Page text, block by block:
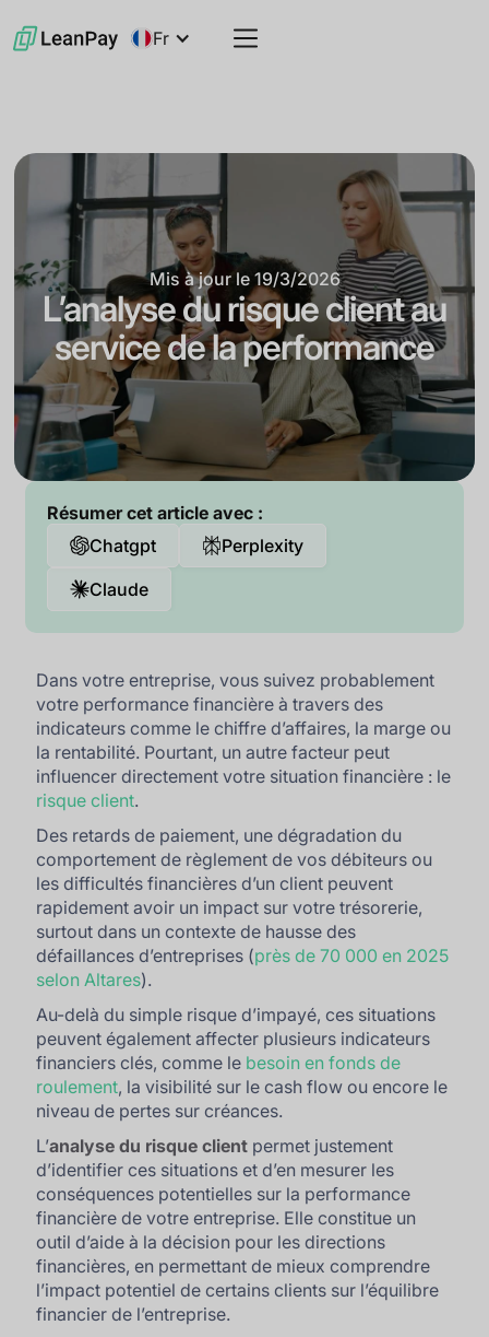
Fr
Mis à jour le 19/3/2026
L’analyse du risque client au
service de la performance
Résumer cet article avec :
Chatgpt
Perplexity
Claude
Dans votre entreprise, vous suivez probablement
votre performance financière à travers des
indicateurs comme le chiffre d’affaires, la marge ou
la rentabilité. Pourtant, un autre facteur peut
influencer directement votre situation financière : le
risque client.
Des retards de paiement, une dégradation du
comportement de règlement de vos débiteurs ou
les difficultés financières d’un client peuvent
rapidement avoir un impact sur votre trésorerie,
surtout dans un contexte de hausse des
défaillances d’entreprises (près de 70 000 en 2025
selon Altares).
Au-delà du simple risque d’impayé, ces situations
peuvent également affecter plusieurs indicateurs
financiers clés, comme le besoin en fonds de
roulement, la visibilité sur le cash flow ou encore le
niveau de pertes sur créances.
L’analyse du risque client permet justement
d’identifier ces situations et d’en mesurer les
conséquences potentielles sur la performance
financière de votre entreprise. Elle constitue un
outil d’aide à la décision pour les directions
financières, en permettant de mieux comprendre
l’impact potentiel de certains clients sur l’équilibre
financier de l’entreprise.